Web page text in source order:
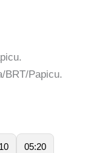
BRT/Papicu.
05:20